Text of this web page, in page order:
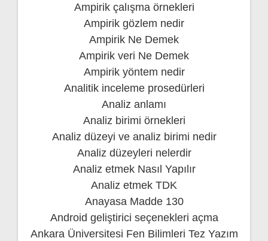
Ampirik çalışma örnekleri
Ampirik gözlem nedir
Ampirik Ne Demek
Ampirik veri Ne Demek
Ampirik yöntem nedir
Analitik inceleme prosedürleri
Analiz anlamı
Analiz birimi örnekleri
Analiz düzeyi ve analiz birimi nedir
Analiz düzeyleri nelerdir
Analiz etmek Nasıl Yapılır
Analiz etmek TDK
Anayasa Madde 130
Android geliştirici seçenekleri açma
Ankara Üniversitesi Fen Bilimleri Tez Yazım